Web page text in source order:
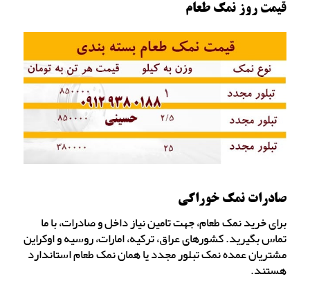
قیمت روز نمک طعام
صادرات نمک خوراکی
برای خرید نمک طعام، جهت تامین نیاز داخل و صادرات، با ما
تماس بگیرید. کشورهای عراق، ترکیه، امارات، روسیه و اوکراین
مشتریان عمده نمک تبلور مجدد یا همان نمک طعام استاندارد
هستند.